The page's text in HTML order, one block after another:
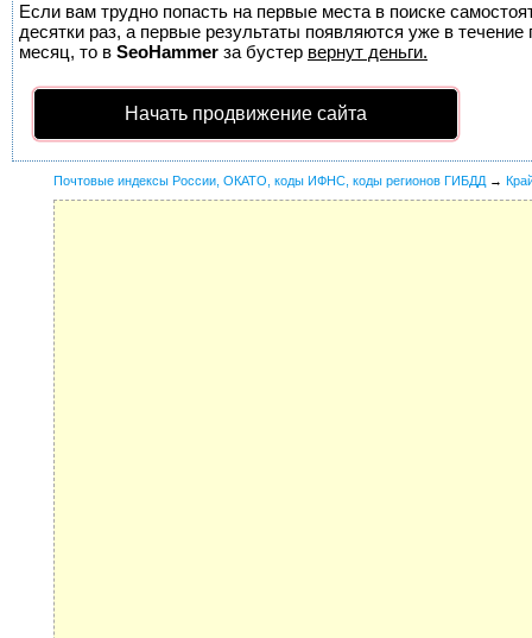
Если вам трудно попасть на первые места в поиске
десятки раз, а первые результаты появляются уже в
месяц, то в SeoHammer за бустер вернут деньги.
Начать продвижение сайта
Почтовые индексы России, ОКАТО, коды ИФНС, коды регионов ГИБДД →